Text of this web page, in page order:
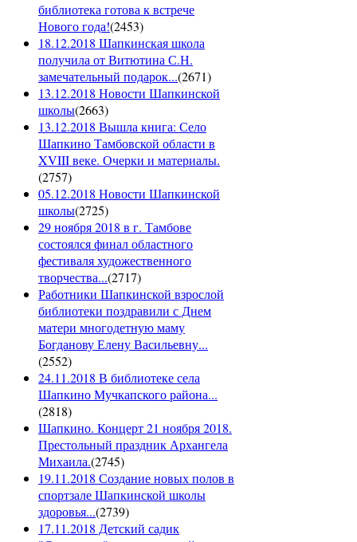
библиотека готова к встрече
Нового года!(2453)
18.12.2018 Шапкинская школа
получила от Витютина С.Н.
замечательный подарок...(2671)
13.12.2018 Новости Шапкинской
школы(2663)
13.12.2018 Вышла книга: Село
Шапкино Тамбовской области в
XVIII веке. Очерки и материалы.
(2757)
05.12.2018 Новости Шапкинской
школы(2725)
29 ноября 2018 в г. Тамбове
состоялся финал областного
фестиваля художественного
творчества...(2717)
Работники Шапкинской взрослой
библиотеки поздравили с Днем
матери многодетную маму
Богданову Елену Васильевну...
(2552)
24.11.2018 В библиотеке села
Шапкино Мучкапского района...
(2818)
Шапкино. Концерт 21 ноября 2018.
Престольный праздник Архангела
Михаила.(2745)
19.11.2018 Создание новых полов в
спортзале Шапкинской школы
здоровья...(2739)
17.11.2018 Детский садик